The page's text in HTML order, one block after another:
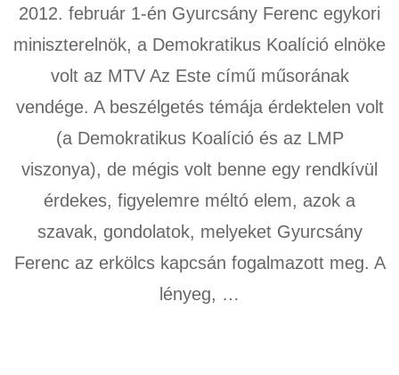
2012. február 1-én Gyurcsány Ferenc egykori
miniszterelnök, a Demokratikus Koalíció elnöke
volt az MTV Az Este című műsorának
vendége. A beszélgetés témája érdektelen volt
(a Demokratikus Koalíció és az LMP
viszonya), de mégis volt benne egy rendkívül
érdekes, figyelemre méltó elem, azok a
szavak, gondolatok, melyeket Gyurcsány
Ferenc az erkölcs kapcsán fogalmazott meg. A
lényeg, …